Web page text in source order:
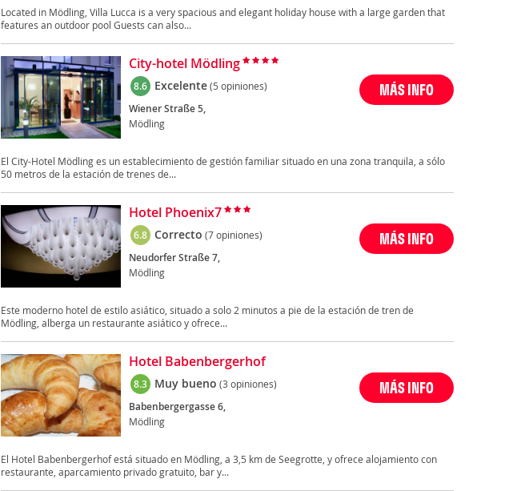
Located in Mödling, Villa Lucca is a very spacious and elegant holiday house with a large garden that
features an outdoor pool Guests can also...
City-hotel Mödling
8.6 Excelente(5 opiniones)
Wiener Straße 5,
Mödling
MÁS INFO
El City-Hotel Mödling es un establecimiento de gestión familiar situado en una zona tranquila, a sólo
50 metros de la estación de trenes de...
Hotel Phoenix7
6.8 Correcto (7 opiniones)
Neudorfer Straße 7,
Mödling
MÁS INFO
Este moderno hotel de estilo asiático, situado a solo 2 minutos a pie de la estación de tren de
Mödling, alberga un restaurante asiático y ofrece...
Hotel Babenbergerhof
8.3 Muy bueno (3 opiniones)
Babenbergergasse 6,
Mödling
MÁS INFO
El Hotel Babenbergerhof está situado en Mödling, a 3,5 km de Seegrotte, y ofrece alojamiento con
restaurante, aparcamiento privado gratuito, bar y...